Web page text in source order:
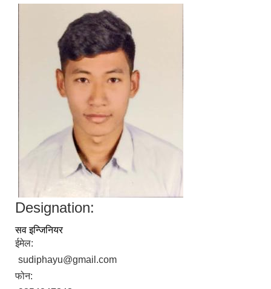
Designation:
सव इन्जिनियर
ईमेल:
sudiphayu@gmail.com
फोन: